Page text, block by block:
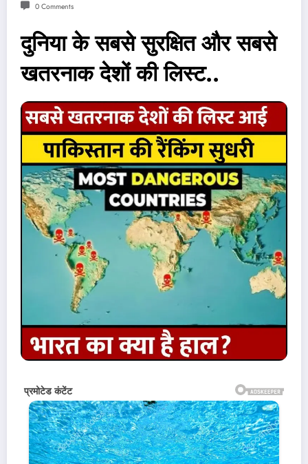
0 Comments
दुनिया के सबसे सुरक्षित और सबसे
खतरनाक देशों की लिस्ट..